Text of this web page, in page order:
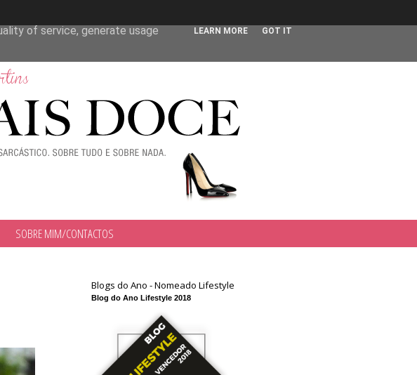
SOBRE MIM/CONTACTOS
Blogs do Ano - Nomeado Lifestyle
Blog do Ano Lifestyle 2018
IP address and user-agent
of service, generate usage
LEARN MORE GOT IT